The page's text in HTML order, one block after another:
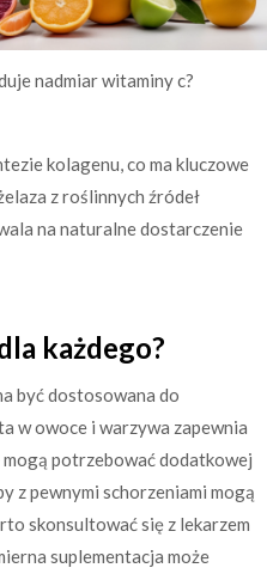
nadmiar witaminy c?
kolagenu, co ma kluczowe
z roślinnych źródeł
na naturalne dostarczenie
każdego?
być dostosowana do
w owoce i warzywa zapewnia
potrzebować dodatkowej
z pewnymi schorzeniami mogą
skonsultować się z lekarzem
suplementacja może